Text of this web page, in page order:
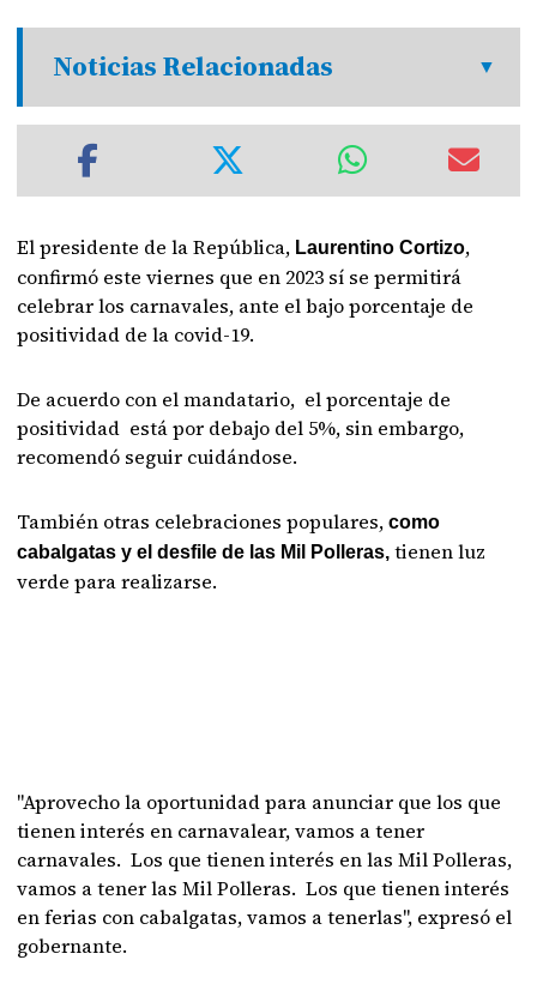
Noticias Relacionadas
El presidente de la República, Laurentino Cortizo,
confirmó este viernes que en 2023 sí se permitirá
celebrar los carnavales, ante el bajo porcentaje de
positividad de la covid-19.
De acuerdo con el mandatario, el porcentaje de
positividad está por debajo del 5%, sin embargo,
recomendó seguir cuidándose.
También otras celebraciones populares,como
cabalgatas y el desfile de las Mil Polleras,tienen luz
verde para realizarse.
"Aprovecho la oportunidad para anunciar que los que
tienen interés en carnavalear, vamos a tener
carnavales. Los que tienen interés en las Mil Polleras,
vamos a tener las Mil Polleras. Los que tienen interés
en ferias con cabalgatas, vamos a tenerlas", expresó el
gobernante.